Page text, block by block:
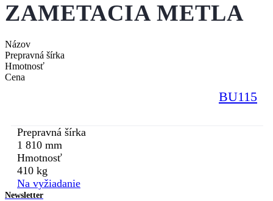
ZAMETACIA METLA
Názov
Prepravná šírka
Hmotnosť
Cena
BU115
Prepravná šírka
1 810 mm
Hmotnosť
410 kg
Na vyžiadanie
Newsletter